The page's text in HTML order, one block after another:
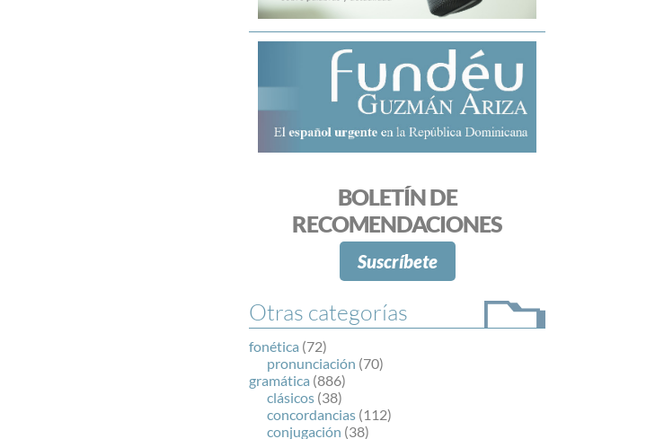
BOLETÍN DE
RECOMENDACIONES
Suscríbete
Otras categorías
fonética (72)
pronunciación (70)
gramática (886)
clásicos (38)
concordancias (112)
conjugación (38)